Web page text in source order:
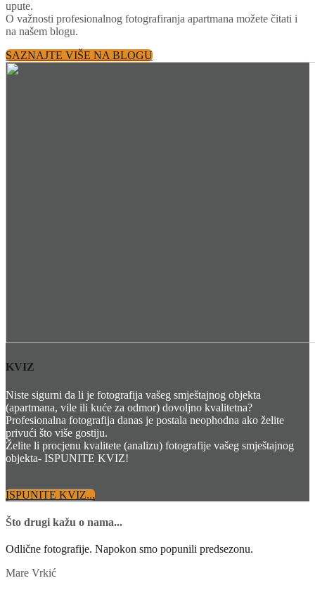
upute.
O važnosti profesionalnog fotografiranja apartmana možete čitati i
na našem blogu.
SAZNAJTE VIŠE NA BLOGU
KVIZ
Niste sigurni da li je fotografija vašeg smještajnog objekta
(apartmana, vile ili kuće za odmor) dovoljno kvalitetna?
Profesionalna fotografija danas je postala neophodna ako želite
privući što više gostiju.
Želite li procjenu kvalitete (analizu) fotografije vašeg smještajnog
objekta- ISPUNITE KVIZ!
ISPUNITE KVIZ...
Što drugi kažu o nama...
Odlične fotografije. Napokon smo popunili predsezonu.
Mare Vrkić